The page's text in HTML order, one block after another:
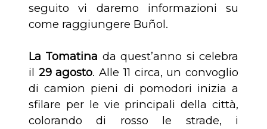
seguito vi daremo informazioni su
come raggiungere Buñol.
La Tomatina da quest’anno si celebra
il 29 agosto. Alle 11 circa, un convoglio
di camion pieni di pomodori inizia a
sfilare per le vie principali della città,
colorando di rosso le strade, i